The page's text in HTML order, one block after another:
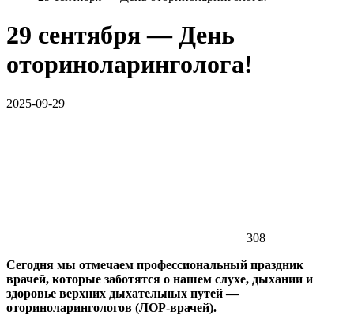
29 сентября — День
оториноларинголога!
2025-09-29
308
Сегодня мы отмечаем профессиональный праздник
врачей, которые заботятся о нашем слухе, дыхании и
здоровье верхних дыхательных путей —
оториноларингологов (ЛОР-врачей).